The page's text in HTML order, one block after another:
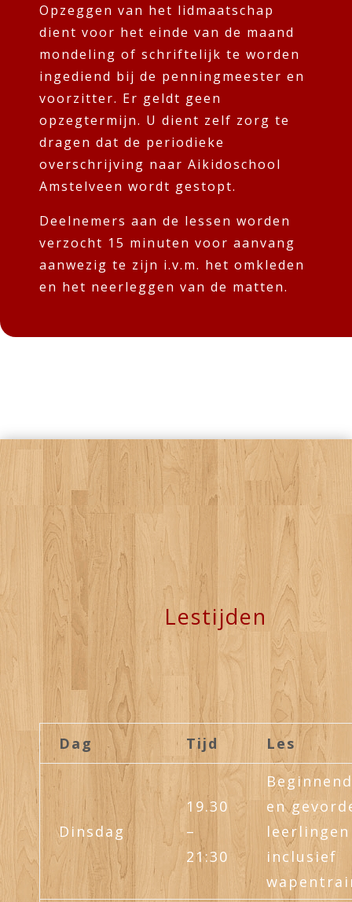
Opzeggen van het lidmaatschap
dient voor het einde van de maand
mondeling of schriftelijk te worden
ingediend bij de penningmeester en
voorzitter. Er geldt geen
opzegtermijn. U dient zelf zorg te
dragen dat de periodieke
overschrijving naar Aikidoschool
Amstelveen wordt gestopt.
Deelnemers aan de lessen worden
verzocht 15 minuten voor aanvang
aanwezig te zijn i.v.m. het omkleden
en het neerleggen van de matten.
Lestijden
Dag Tijd Les
Dinsdag
19.30
–
21:30
en
leerlingen
inclusief